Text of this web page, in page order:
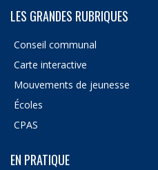
LES GRANDES RUBRIQUES
Conseil communal
Carte interactive
Mouvements de jeunesse
Écoles
CPAS
EN PRATIQUE